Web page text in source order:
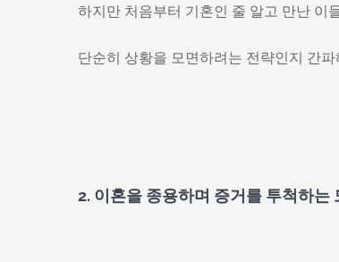
하지만 처음부터 기혼인 줄 알고 만난 이
단순히 상황을 모면하려는 전략인지 간
2. 이혼을 종용하며 증거를 투척하는